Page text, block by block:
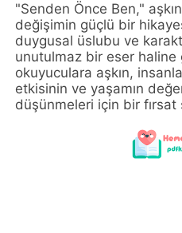
"Senden Önce Ben,"
değişimin güçlü bir
duygusal üslubu ve
unutulmaz bir eser haline
okuyuculara aşkın,
etkisinin ve yaşamın
düşünmeleri için bir fırsat